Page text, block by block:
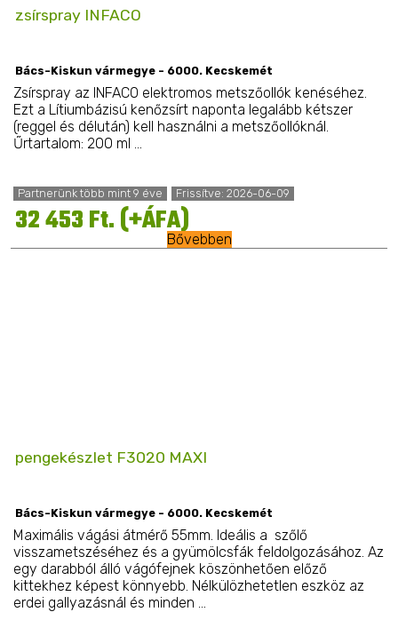
zsírspray INFACO
Bács-Kiskun vármegye - 6000. Kecskemét
Zsírspray az INFACO elektromos metszőollók kenéséhez.
Ezt a Lítiumbázisú kenőzsírt naponta legalább kétszer
(reggel és délután) kell használni a metszőollóknál.
Űrtartalom: 200 ml ...
Partnerünk több mint 9 éve Frissítve: 2026-06-09
32 453 Ft. (+ÁFA)Bővebben
pengekészlet F3020 MAXI
Bács-Kiskun vármegye - 6000. Kecskemét
Maximális vágási átmérő 55mm. Ideális a szőlő
visszametszéséhez és a gyümölcsfák feldolgozásához. Az
egy darabból álló vágófejnek köszönhetően előző
kittekhez képest könnyebb. Nélkülözhetetlen eszköz az
erdei gallyazásnál és minden ...